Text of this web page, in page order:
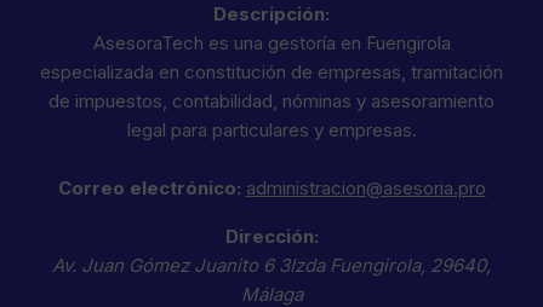
Descripción:
AsesoraTech es una gestoría en Fuengirola
especializada en constitución de empresas, tramitación
de impuestos, contabilidad, nóminas y asesoramiento
legal para particulares y empresas.
Correo electrónico: administracion@asesoria.pro
Dirección:
Av. Juan Gómez Juanito 6 3Izda Fuengirola, 29640,
Málaga